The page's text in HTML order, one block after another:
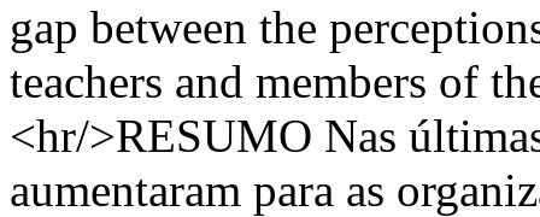
gap between the
teachers and members of
<hr/>RESUMO Nas
aumentaram para as